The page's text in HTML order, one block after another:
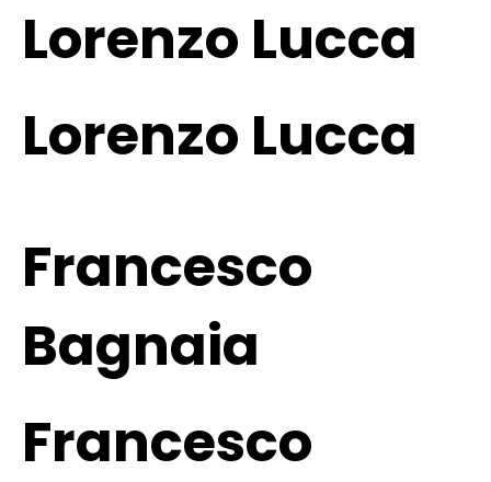
Lorenzo Lucca
Lorenzo Lucca
Francesco
Bagnaia
Francesco